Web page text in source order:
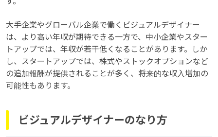
大手企業やグローバル企業で働くビジュアルデザイナー
は、より高い年収が期待できる一方で、中小企業やスター
トアップでは、年収が若干低くなることがあります。しか
し、スタートアップでは、株式やストックオプションなど
の追加報酬が提供されることが多く、将来的な収入増加の
可能性もあります。
ビジュアルデザイナーのなり方